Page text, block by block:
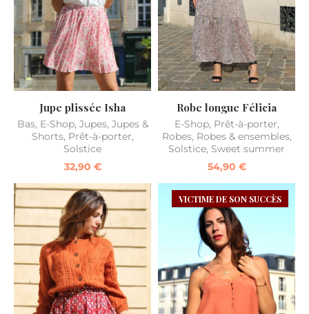
Jupe plissée Isha
Bas, E-Shop, Jupes, Jupes &
Shorts, Prêt-à-porter,
Solstice
32,90 €
Robe longue Félicia
E-Shop, Prêt-à-porter,
Robes, Robes & ensembles,
Solstice, Sweet summer
54,90 €
VICTIME DE SON SUCCÈS